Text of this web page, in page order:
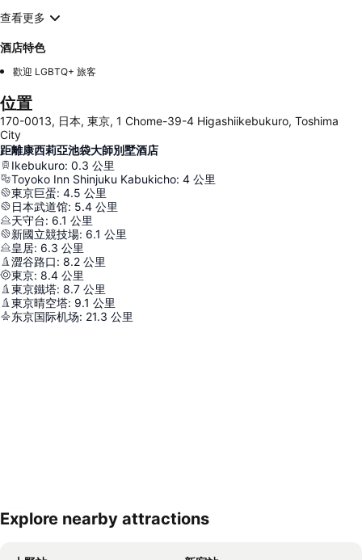
查看更多
酒店特色
歡迎 LGBTQ+ 旅客
位置
170-0013, 日本, 東京, 1 Chome-39-4 Higashiikebukuro, Toshima
City
距離康西莉亞池袋大師別墅酒店
Ikebukuro: 0.3 公里
Toyoko Inn Shinjuku Kabukicho: 4 公里
東京巨蛋: 4.5 公里
日本武道馆: 5.4 公里
天守台: 6.1 公里
新國立競技場: 6.1 公里
皇居: 6.3 公里
澀谷路口: 8.2 公里
東京: 8.4 公里
東京鐵塔: 8.7 公里
東京晴空塔: 9.1 公里
东京国际机场: 21.3 公里
展開地圖
Explore nearby attractions